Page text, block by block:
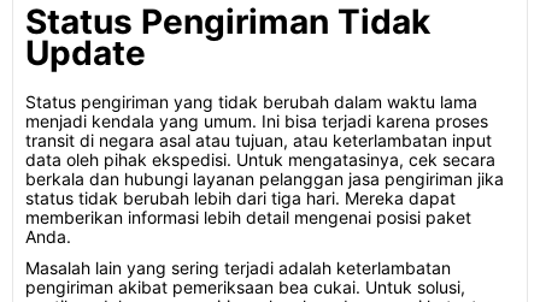
Status Pengiriman Tidak
Update
Status pengiriman yang tidak berubah dalam waktu lama
menjadi kendala yang umum. Ini bisa terjadi karena proses
transit di negara asal atau tujuan, atau keterlambatan input
data oleh pihak ekspedisi. Untuk mengatasinya, cek secara
berkala dan hubungi layanan pelanggan jasa pengiriman jika
status tidak berubah lebih dari tiga hari. Mereka dapat
memberikan informasi lebih detail mengenai posisi paket
Anda.
Masalah lain yang sering terjadi adalah keterlambatan
pengiriman akibat pemeriksaan bea cukai. Untuk solusi,